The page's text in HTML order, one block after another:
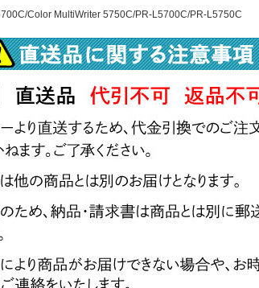
Color MultiWriter 5750C/PR-L5700C/PR-L5750C